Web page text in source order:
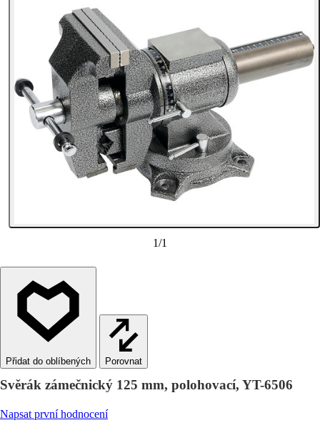
1/1
Porovnat
Svěrák zámečnický 125 mm, polohovací, YT-6506
Napsat první hodnocení